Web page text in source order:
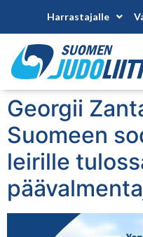
Harrastajalle
Georgii
Suomeen
leirille